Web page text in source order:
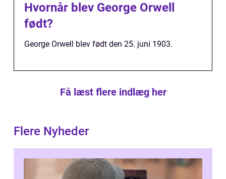
Hvornår blev George Orwell
født?
George Orwell blev født den 25. juni 1903.
Få læst flere indlæg her
Flere Nyheder